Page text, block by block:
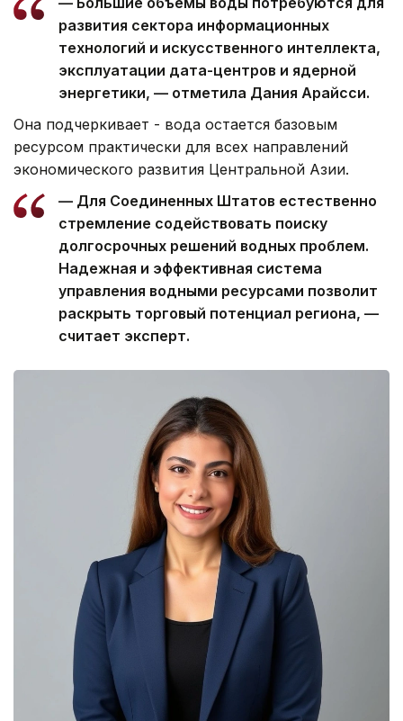
развития сектора информационных
технологий и искусственного интеллекта,
эксплуатации дата-центров и ядерной
энергетики, — отметила Дания Арайсси.
Она подчеркивает - вода остается базовым
ресурсом практически для всех направлений
экономического развития Центральной Азии.
— Для Соединенных Штатов естественно
стремление содействовать поиску
долгосрочных решений водных проблем.
Надежная и эффективная система
управления водными ресурсами позволит
раскрыть торговый потенциал региона, —
считает эксперт.